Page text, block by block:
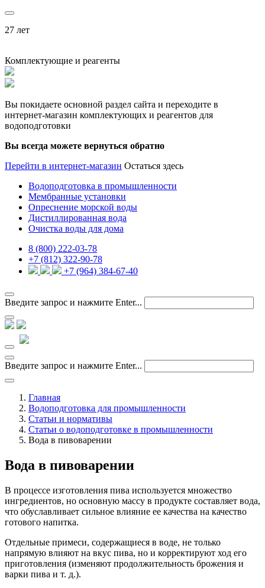
27 лет
Комплектующие и реагенты
Вы покидаете основной раздел сайта и переходите в
интернет-магазин комплектующих и реагентов для
водоподготовки
Вы всегда можете вернуться обратно
Перейти в интернет-магазин Остаться здесь
Водоподготовка в промышленности
Мембранные установки
Опреснение морской воды
Дистиллированная вода
Очистка воды для дома
8 (800) 222-03-78
+7 (812) 322-90-78
+7 (964) 384-67-40
Введите запрос и нажмите Enter...
Введите запрос и нажмите Enter...
Главная
Водоподготовка для промышленности
Статьи и нормативы
Статьи о водоподготовке в промышленности
Вода в пивоварении
Вода в пивоварении
В процессе изготовления пива используется множество
ингредиентов, но основную массу в продукте составляет вода,
что обуславливает сильное влияние ее качества на качество
готового напитка.
Отдельные примеси, содержащиеся в воде, не только
напрямую влияют на вкус пива, но и корректируют ход его
приготовления (изменяют продолжительность брожения и
варки пива и т. д.).